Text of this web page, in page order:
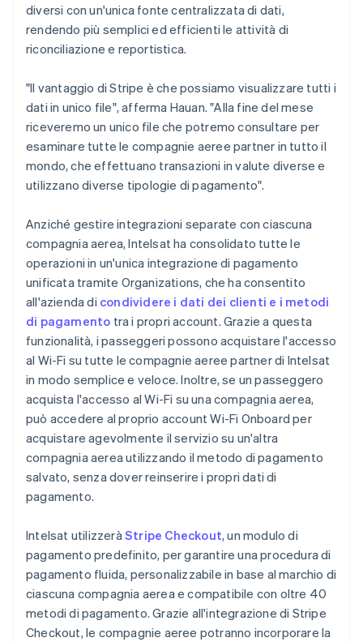
diversi con un'unica fonte centralizzata di dati,
rendendo più semplici ed efficienti le attività di
riconciliazione e reportistica.
"Il vantaggio di Stripe è che possiamo visualizzare tutti i
dati in unico file", afferma Hauan. "Alla fine del mese
riceveremo un unico file che potremo consultare per
esaminare tutte le compagnie aeree partner in tutto il
mondo, che effettuano transazioni in valute diverse e
utilizzano diverse tipologie di pagamento".
Anziché gestire integrazioni separate con ciascuna
compagnia aerea, Intelsat ha consolidato tutte le
operazioni in un'unica integrazione di pagamento
unificata tramite Organizations, che ha consentito
all'azienda di condividere i dati dei clienti e i metodi
di pagamento tra i propri account. Grazie a questa
funzionalità, i passeggeri possono acquistare l'accesso
al Wi-Fi su tutte le compagnie aeree partner di Intelsat
in modo semplice e veloce. Inoltre, se un passeggero
acquista l'accesso al Wi-Fi su una compagnia aerea,
può accedere al proprio account Wi-Fi Onboard per
acquistare agevolmente il servizio su un'altra
compagnia aerea utilizzando il metodo di pagamento
salvato, senza dover reinserire i propri dati di
pagamento.
Intelsat utilizzerà Stripe Checkout, un modulo di
pagamento predefinito, per garantire una procedura di
pagamento fluida, personalizzabile in base al marchio di
ciascuna compagnia aerea e compatibile con oltre 40
metodi di pagamento. Grazie all'integrazione di Stripe
Checkout, le compagnie aeree potranno incorporare la